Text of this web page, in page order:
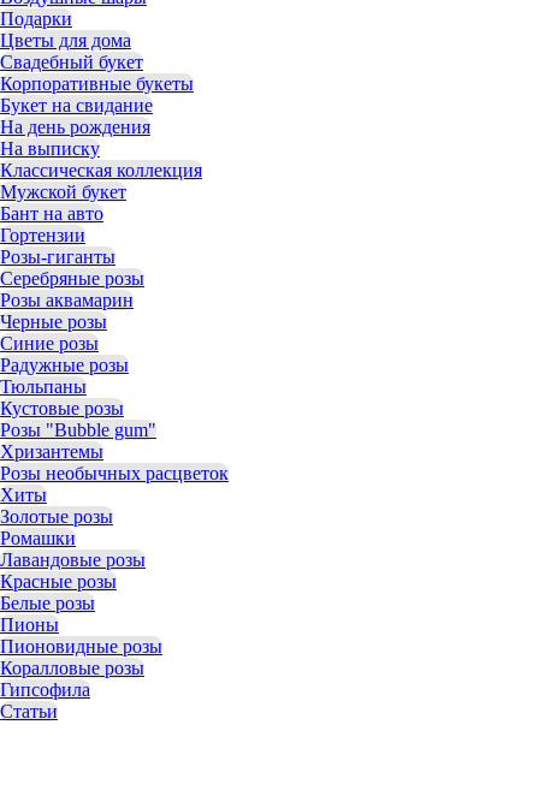
Подарки
Цветы для дома
Свадебный букет
Корпоративные букеты
Букет на свидание
На день рождения
На выписку
Классическая коллекция
Мужской букет
Бант на авто
Гортензии
Розы-гиганты
Серебряные розы
Розы аквамарин
Черные розы
Синие розы
Радужные розы
Тюльпаны
Кустовые розы
Розы "Bubble gum"
Хризантемы
Розы необычных расцветок
Хиты
Золотые розы
Ромашки
Лавандовые розы
Красные розы
Белые розы
Пионы
Пионовидные розы
Коралловые розы
Гипсофила
Статьи